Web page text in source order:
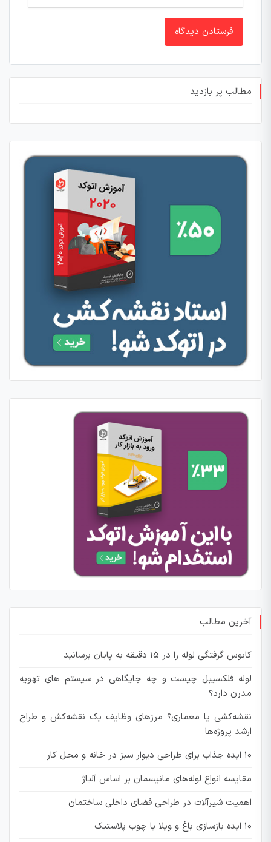
مطالب پر بازدید
آخرین مطالب
کابوس گرفتگی لوله را در ۱۵ دقیقه به پایان برسانید
لوله فلکسیبل چیست و چه جایگاهی در سیستم های تهویه
مدرن دارد؟
نقشه‌کشی یا معماری؟ مرزهای وظایف یک نقشه‌کش و طراح
ارشد پروژه‌ها
۱۰ ایده جذاب برای طراحی دیوار سبز در خانه و محل کار
مقایسه انواع لوله‌های مانیسمان بر اساس آلیاژ
اهمیت شیرآلات در طراحی فضای داخلی ساختمان
۱۰ ایده‌ بازسازی باغ و ویلا با چوب پلاستیک